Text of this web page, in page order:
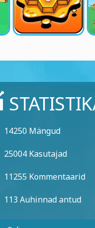
14250 Mängud
25004 Kasutajad
11255 Kommentaarid
113 Auhinnad antud